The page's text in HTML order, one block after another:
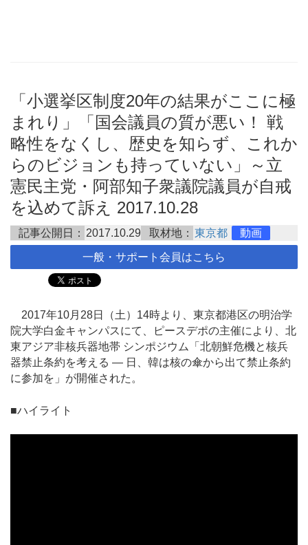
「小選挙区制度20年の結果がここに極
まれり」「国会議員の質が悪い！ 戦
略性をなくし、歴史を知らず、これか
らのビジョンも持っていない」～立
憲民主党・阿部知子衆議院議員が自戒
を込めて訴え 2017.10.28
記事公開日： 2017.10.29 取材地： 東京都 動画
一般・サポート会員はこちら
2017年10月28日（土）14時より、東京都港区の明治学
院大学白金キャンパスにて、ピースデポの主催により、北
東アジア非核兵器地帯 シンポジウム「北朝鮮危機と核兵
器禁止条約を考える ― 日、韓は核の傘から出て禁止条約
に参加を」が開催された。
■ハイライト